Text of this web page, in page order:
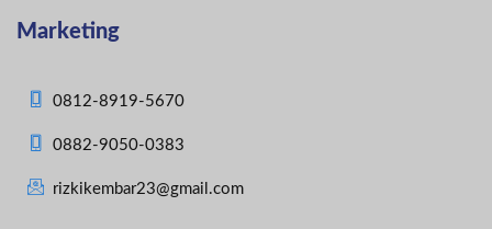
Marketing
0812-8919-5670
0882-9050-0383
rizkikembar23@gmail.com